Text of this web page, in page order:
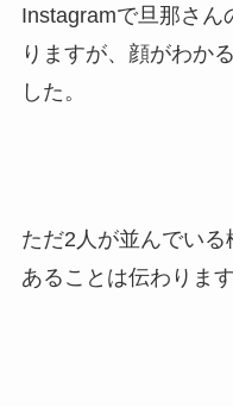
Instagramで旦那さん
りますが、顔がわか
した。
ただ2人が並んでい
あることは伝わります